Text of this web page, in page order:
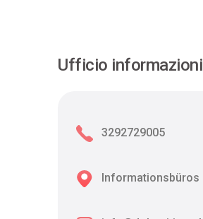
Ufficio informazioni
3292729005
Informationsbüros